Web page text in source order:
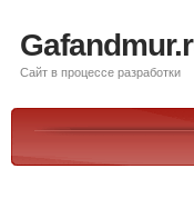
Сайт в процессе разработки